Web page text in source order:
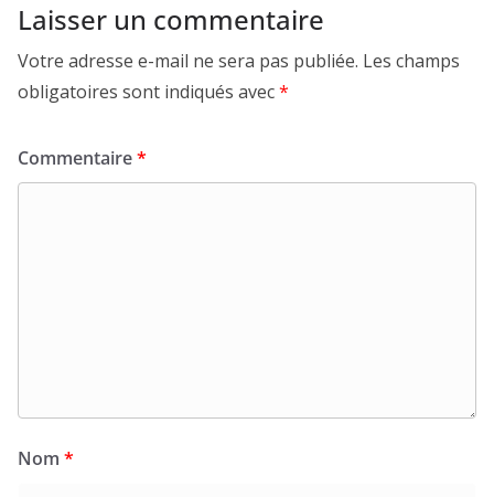
Laisser un commentaire
Votre adresse e-mail ne sera pas publiée. Les champs
obligatoires sont indiqués avec*
Commentaire*
Nom *